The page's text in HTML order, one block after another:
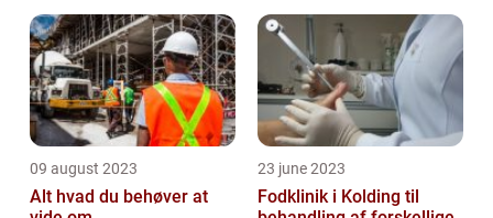
09 august 2023
Alt hvad du behøver at
23 june 2023
Fodklinik i Kolding til